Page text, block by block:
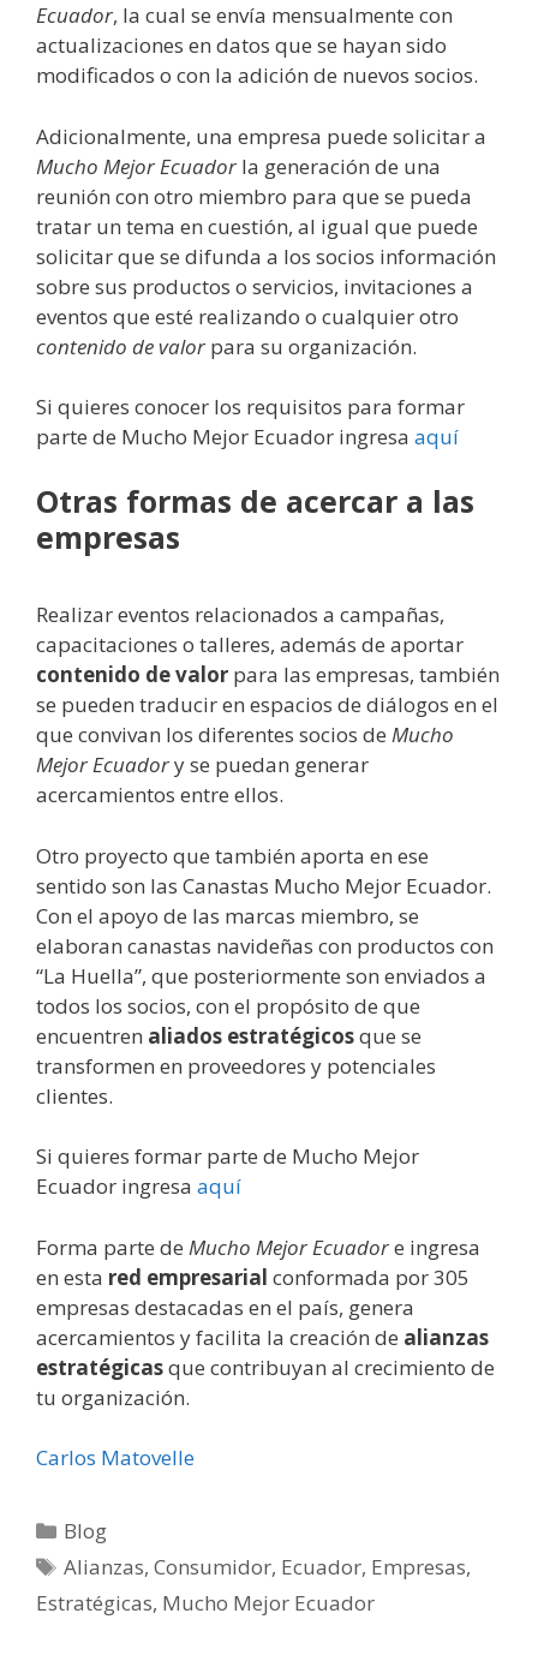
Ecuador, la cual se envía mensualmente con
actualizaciones en datos que se hayan sido
modificados o con la adición de nuevos socios.
Adicionalmente, una empresa puede solicitar a
Mucho Mejor Ecuador la generación de una
reunión con otro miembro para que se pueda
tratar un tema en cuestión, al igual que puede
solicitar que se difunda a los socios información
sobre sus productos o servicios, invitaciones a
eventos que esté realizando o cualquier otro
contenido de valor para su organización.
Si quieres conocer los requisitos para formar
parte de Mucho Mejor Ecuador ingresa aquí
Otras formas de acercar a las
empresas
Realizar eventos relacionados a campañas,
capacitaciones o talleres, además de aportar
contenido de valor para las empresas, también
se pueden traducir en espacios de diálogos en el
que convivan los diferentes socios de Mucho
Mejor Ecuadory se puedan generar
acercamientos entre ellos.
Otro proyecto que también aporta en ese
sentido son las Canastas Mucho Mejor Ecuador.
Con el apoyo de las marcas miembro, se
elaboran canastas navideñas con productos con
“La Huella”, que posteriormente son enviados a
todos los socios, con el propósito de que
encuentren aliados estratégicosque se
transformen en proveedores y potenciales
clientes.
Si quieres formar parte de Mucho Mejor
Ecuador ingresa aquí
Forma parte de Mucho Mejor Ecuadore ingresa
en esta red empresarial conformada por 305
empresas destacadas en el país, genera
acercamientos y facilita la creación de alianzas
estratégicasque contribuyan al crecimiento de
tu organización.
Carlos Matovelle
Blog
Alianzas,Consumidor, Ecuador, Empresas,
Estratégicas, Mucho Mejor Ecuador